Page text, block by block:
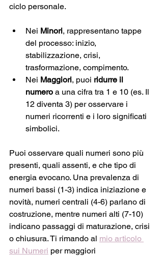
ciclo personale.
Nei Minori, rappresentano tappe
del processo: inizio,
stabilizzazione, crisi,
trasformazione, compimento.
Nei Maggiori, puoi ridurre il
numero a una cifra tra 1 e 10 (es. Il
12 diventa 3) per osservare i
numeri ricorrenti e i loro significati
simbolici.
Puoi osservare quali numeri sono più
presenti, quali assenti, e che tipo di
energia evocano. Una prevalenza di
numeri bassi (1-3) indica iniziazione e
novità, numeri centrali (4-6) parlano di
costruzione, mentre numeri alti (7-10)
indicano passaggi di maturazione, crisi
o chiusura. Ti rimando al mio articolo
sui Numeri per maggiori